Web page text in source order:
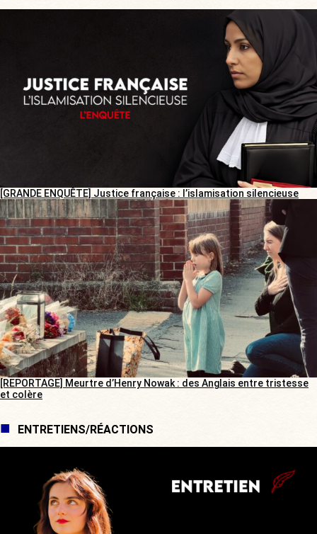
[GRANDE ENQUÊTE] Justice française : l’islamisation silencieuse
[REPORTAGE] Meurtre d’Henry Nowak : des Anglais entre tristesse
et colère
ENTRETIENS/RÉACTIONS